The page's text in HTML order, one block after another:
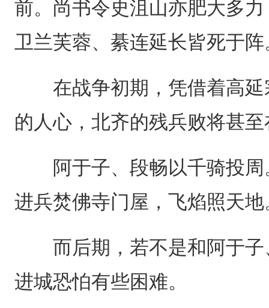
前。尚书令史沮山亦肥大多
卫兰芙蓉、綦连延长皆死于阵
在战争初期，凭借着高延
的人心，北齐的残兵败将甚
阿于子、段畅以千骑投周
进兵焚佛寺门屋，飞焰照天地
而后期，若不是和阿于子
进城恐怕有些困难。